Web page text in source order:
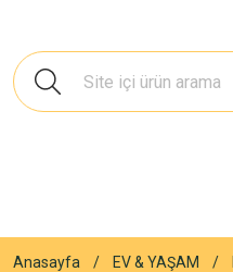
Anasayfa EV & YAŞAM